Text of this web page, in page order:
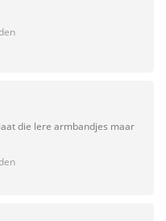
die lere armbandjes maar